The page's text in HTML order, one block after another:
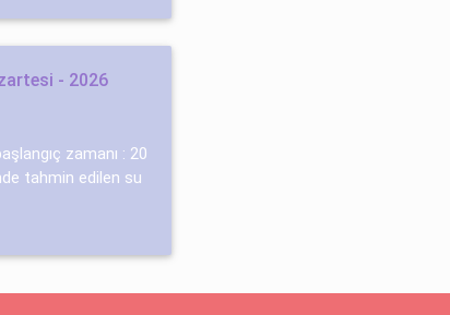
- 2026
zamanı : 20
tahmin edilen su